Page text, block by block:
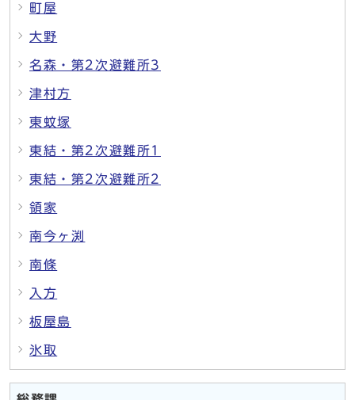
町屋
大野
名森・第2次避難所3
津村方
東蚊塚
東結・第2次避難所1
東結・第2次避難所2
領家
南今ヶ渕
南條
入方
板屋島
氷取